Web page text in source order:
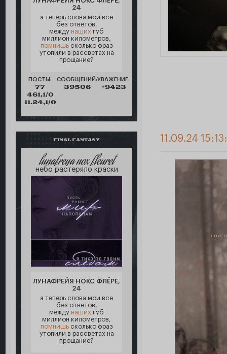
24
а теперь слова мои все
без ответов,
между наших губ
миллион километров,
помнишьсколько фраз
утопили в рассветах на
прощание?
ПОСТЫ:
77
461,1/0
11.24,1/0
СООБЩЕНИЙ:
39506
УВАЖЕНИЕ:
+9423
FINAL FANTASY
lunafreya nox fleuret
небо растеряло краски
ЛУНАФРЕЙЯ НОКС ФЛЁРЕ,
24
а теперь слова мои все
без ответов,
между наших губ
миллион километров,
помнишьсколько фраз
утопили в рассветах на
прощание?
11.09.24